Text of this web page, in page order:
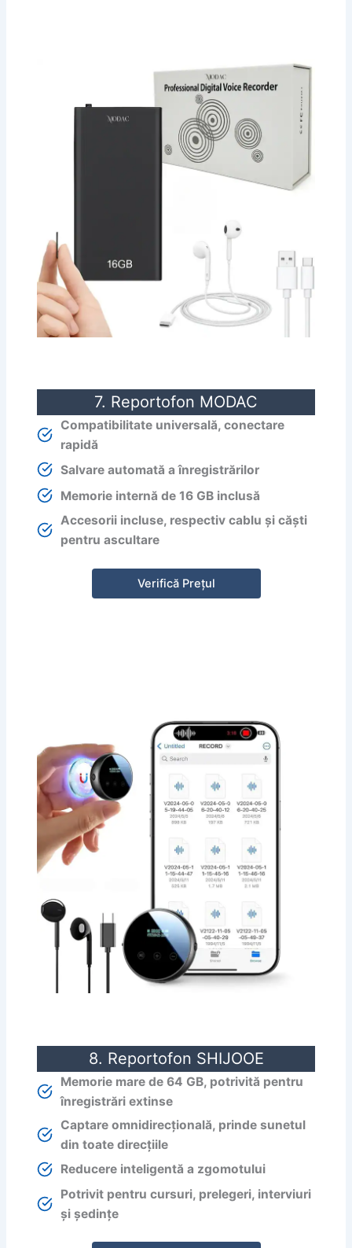
7. Reportofon MODAC
Compatibilitate universală, conectare
rapidă
Salvare automată a înregistrărilor
Memorie internă de 16 GB inclusă
Accesorii incluse, respectiv cablu și căști
pentru ascultare
Verifică Prețul
8. Reportofon SHIJOOE
Memorie mare de 64 GB, potrivită pentru
înregistrări extinse
Captare omnidirecțională, prinde sunetul
din toate direcțiile
Reducere inteligentă a zgomotului
Potrivit pentru cursuri, prelegeri, interviuri
și ședințe